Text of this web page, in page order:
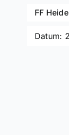
FF
Datum: